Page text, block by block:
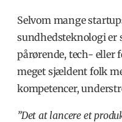
Selvom mange
sundhedsteknologi er
pårørende, tech- eller
meget sjældent folk
kompetencer,
”Det at lancere et